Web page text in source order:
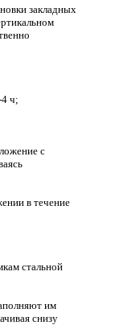
закладных
ч;
с
в течение
стальной
им
снизу